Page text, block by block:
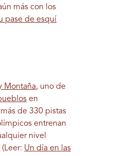
más con los
pase de esquí
Montaña, uno de
en
de 330 pistas
entrenan
nivel
(Leer: Un día en las